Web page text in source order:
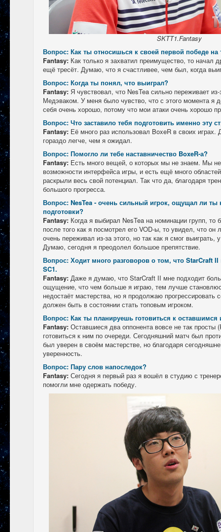
SKTT1.Fantasy
Вопрос: Как ты относишься к своей первой победе на
Fantasy: Как только я захватил преимущество, то начал
ещё тресёт. Думаю, что я счастливее, чем был, когда
Вопрос: Когда ты понял, что выиграл?
Fantasy: Я чувствовал, что NesTea сильно переживает
Медэваком. У меня было чувство, что с этого момента я
себя очень хорошо, потому что мои атаки очень хорошо
Вопрос: Что заставило тебя подготовить именно эту
Fantasy: Её много раз использовал BoxeR в своих
гораздо легче, чем я ожидал.
Вопрос: Помогло ли тебе наставничество BoxeR-а?
Fantasy: Есть много вещей, о которых мы не знаем. Мы
возможности интерфейса игры, и есть ещё много
раскрыли весь свой потенциал. Так что да, благодаря
большого прогресса.
Вопрос: NesTea - очень сильный игрок, ощущал ли ты
подготовки?
Fantasy: Когда я выбирал NesTea на номинации групп,
после того как я посмотрел его VOD-ы, то увидел, что
очень переживал из-за этого, но так как я смог выиграть,
Думаю, сегодня я преодолел большое препятствие.
Вопрос: Ходит много разговоров о том, что StarCraft
SC1.
Fantasy: Даже я думаю, что StarCraft II мне подходит
ощущение, что чем больше я играю, тем лучше
недостаёт мастерства, но я продолжаю прогрессировать
должен быть в состоянии стать топовым игроком.
Вопрос: Как ты планируешь готовиться к оставшимся
Fantasy: Оставшиеся два оппонента вовсе не так просты
готовиться к ним по очереди. Сегодняшний матч был
был уверен в своём мастерстве, но благодаря
уверенность.
Вопрос: Пару слов напоследок?
Fantasy: Сегодня я первый раз я вошёл в студию с
помогли мне одержать победу.